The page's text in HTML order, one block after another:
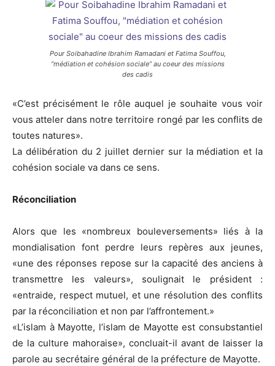
Pour Soibahadine Ibrahim Ramadani et Fatima Souffou,
“médiation et cohésion sociale” au coeur des missions
des cadis
«C’est précisément le rôle auquel je souhaite vous voir
vous atteler dans notre territoire rongé par les conflits de
toutes natures».
La délibération du 2 juillet dernier sur la médiation et la
cohésion sociale va dans ce sens.
Réconciliation
Alors que les «nombreux bouleversements» liés à la
mondialisation font perdre leurs repères aux jeunes,
«une des réponses repose sur la capacité des anciens à
transmettre les valeurs», soulignait le président :
«entraide, respect mutuel, et une résolution des conflits
par la réconciliation et non par l’affrontement.»
«L’islam à Mayotte, l’islam de Mayotte est consubstantiel
de la culture mahoraise», concluait-il avant de laisser la
parole au secrétaire général de la préfecture de Mayotte.